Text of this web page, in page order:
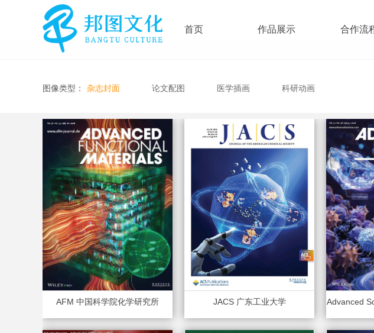
杂志封面 论文配图 医学插画 科研动画
图像类型：
AFM 中国科学院化学研究所 JACS 广东工业大学
Advanced
首页 作品展示 合作流